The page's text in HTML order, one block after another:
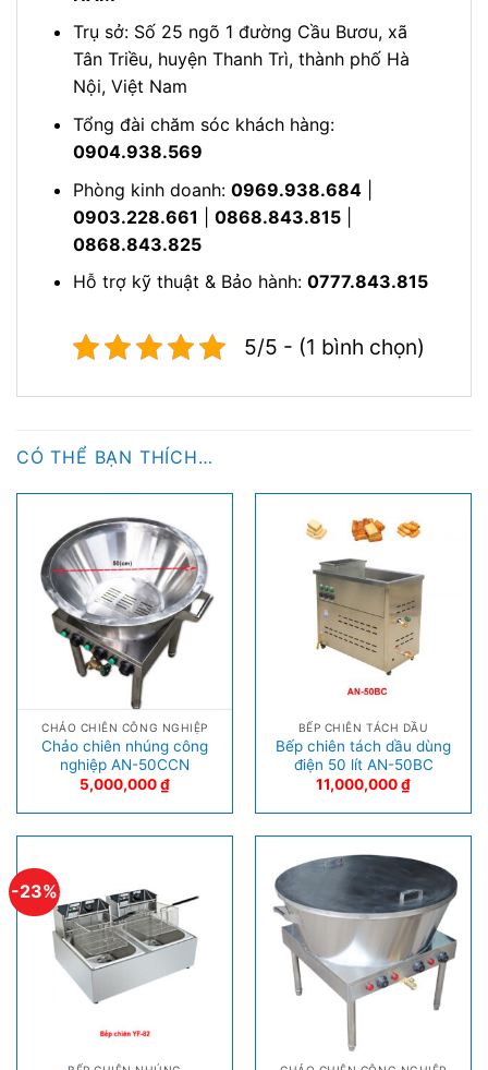
Trụ sở: Số 25 ngõ 1 đường Cầu Bươu, xã
Tân Triều, huyện Thanh Trì, thành phố Hà
Nội, Việt Nam
Tổng đài chăm sóc khách hàng:
0904.938.569
Phòng kinh doanh: 0969.938.684|
0903.228.661
0868.843.815|
0868.843.825
Hỗ trợ kỹ thuật & Bảo hành: 0777.843.815
5/5 - (1 bình chọn)
CÓ THỂ BẠN THÍCH…
CHẢO CHIÊN CÔNG NGHIỆP
Chảo chiên nhúng công
nghiệp AN-50CCN
5,000,000₫
BẾP CHIÊN TÁCH DẦU
Bếp chiên tách dầu dùng
điện 50 lít AN-50BC
11,000,000₫
-23%